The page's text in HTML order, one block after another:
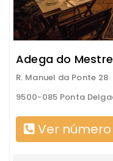
Adega do
R. Manuel da Ponte 28
9500-085 Ponta
Ver